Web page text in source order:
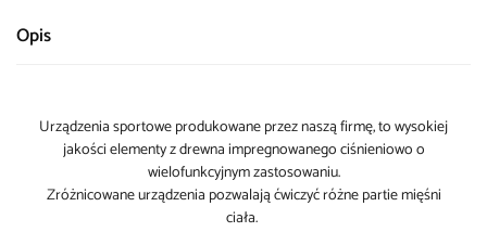
Opis
Urządzenia sportowe produkowane przez naszą firmę, to wysokiej
jakości elementy z drewna impregnowanego ciśnieniowo o
wielofunkcyjnym zastosowaniu.
Zróżnicowane urządzenia pozwalają ćwiczyć różne partie mięśni
ciała.